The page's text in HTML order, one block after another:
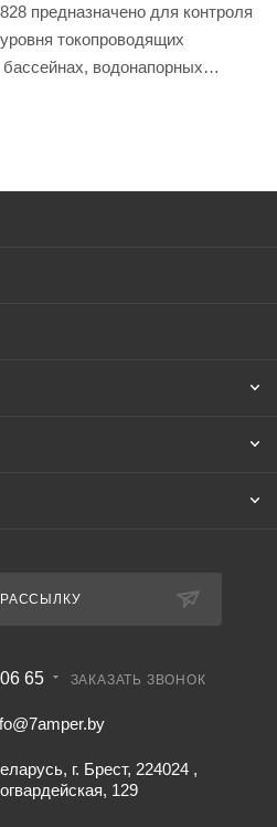
предназначено для контроля
токопроводящих
водонапорных
1…100 кОм;
65 ЗАКАЗАТЬ ЗВОНОК
г. Брест, 224024 ,
129